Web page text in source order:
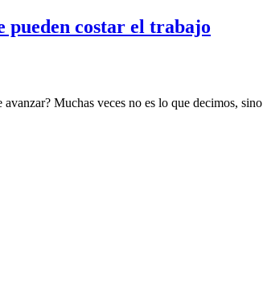
pueden costar el trabajo
Muchas veces no es lo que decimos, sino